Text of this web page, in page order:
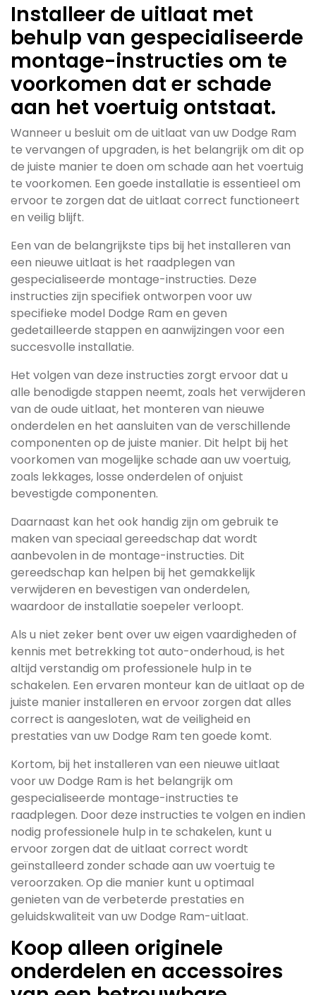
Installeer de uitlaat met
behulp van gespecialiseerde
montage-instructies om te
voorkomen dat er schade
aan het voertuig ontstaat.
Wanneer u besluit om de uitlaat van uw Dodge Ram
te vervangen of upgraden, is het belangrijk om dit op
de juiste manier te doen om schade aan het voertuig
te voorkomen. Een goede installatie is essentieel om
ervoor te zorgen dat de uitlaat correct functioneert
en veilig blijft.
Een van de belangrijkste tips bij het installeren van
een nieuwe uitlaat is het raadplegen van
gespecialiseerde montage-instructies. Deze
instructies zijn specifiek ontworpen voor uw
specifieke model Dodge Ram en geven
gedetailleerde stappen en aanwijzingen voor een
succesvolle installatie.
Het volgen van deze instructies zorgt ervoor dat u
alle benodigde stappen neemt, zoals het verwijderen
van de oude uitlaat, het monteren van nieuwe
onderdelen en het aansluiten van de verschillende
componenten op de juiste manier. Dit helpt bij het
voorkomen van mogelijke schade aan uw voertuig,
zoals lekkages, losse onderdelen of onjuist
bevestigde componenten.
Daarnaast kan het ook handig zijn om gebruik te
maken van speciaal gereedschap dat wordt
aanbevolen in de montage-instructies. Dit
gereedschap kan helpen bij het gemakkelijk
verwijderen en bevestigen van onderdelen,
waardoor de installatie soepeler verloopt.
Als u niet zeker bent over uw eigen vaardigheden of
kennis met betrekking tot auto-onderhoud, is het
altijd verstandig om professionele hulp in te
schakelen. Een ervaren monteur kan de uitlaat op de
juiste manier installeren en ervoor zorgen dat alles
correct is aangesloten, wat de veiligheid en
prestaties van uw Dodge Ram ten goede komt.
Kortom, bij het installeren van een nieuwe uitlaat
voor uw Dodge Ram is het belangrijk om
gespecialiseerde montage-instructies te
raadplegen. Door deze instructies te volgen en indien
nodig professionele hulp in te schakelen, kunt u
ervoor zorgen dat de uitlaat correct wordt
geïnstalleerd zonder schade aan uw voertuig te
veroorzaken. Op die manier kunt u optimaal
genieten van de verbeterde prestaties en
geluidskwaliteit van uw Dodge Ram-uitlaat.
Koop alleen originele
onderdelen en accessoires